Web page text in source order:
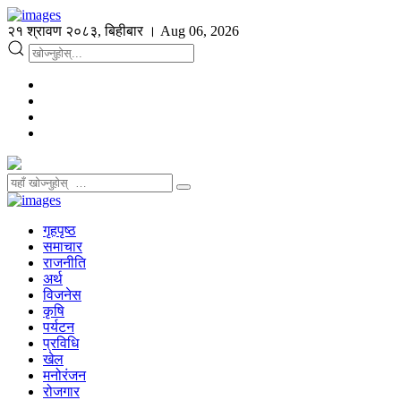
२१ श्रावण २०८३, बिहीबार । Aug 06, 2026
गृहपृष्ठ
समाचार
राजनीति
अर्थ
विजनेस
कृषि
पर्यटन
प्रविधि
खेल
मनोरंजन
रोजगार